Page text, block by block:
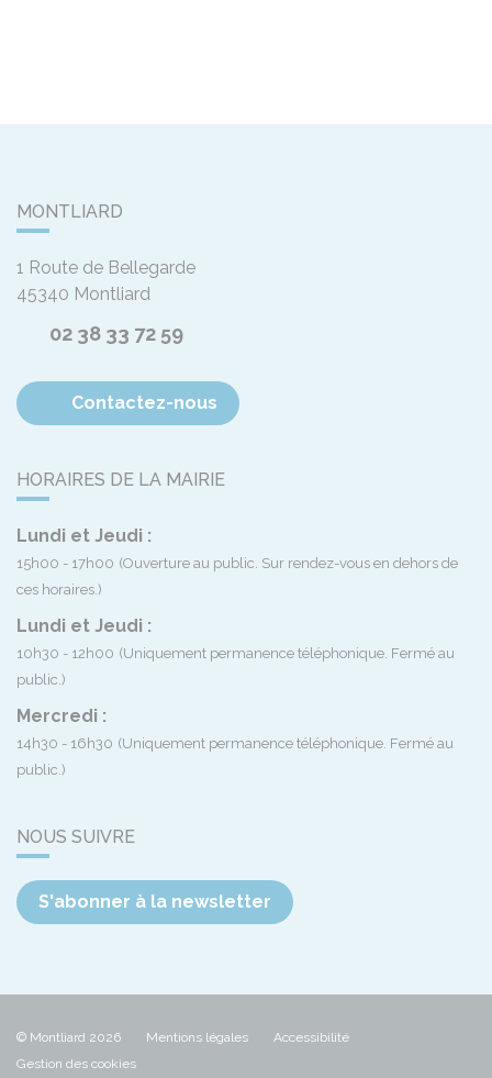
MONTLIARD
1 Route de Bellegarde
45340 Montliard
02 38 33 72 59
Contactez-nous
HORAIRES DE LA MAIRIE
Lundi et Jeudi :
15h00 - 17h00 (Ouverture au public. Sur rendez-vous en dehors de
ces horaires.)
Lundi et Jeudi :
10h30 - 12h00 (Uniquement permanence téléphonique. Fermé au
public.)
Mercredi :
14h30 - 16h30 (Uniquement permanence téléphonique. Fermé au
public.)
NOUS SUIVRE
S'abonner à la newsletter
© Montliard 2026 Mentions légales
Accessibilité
Gestion des cookies